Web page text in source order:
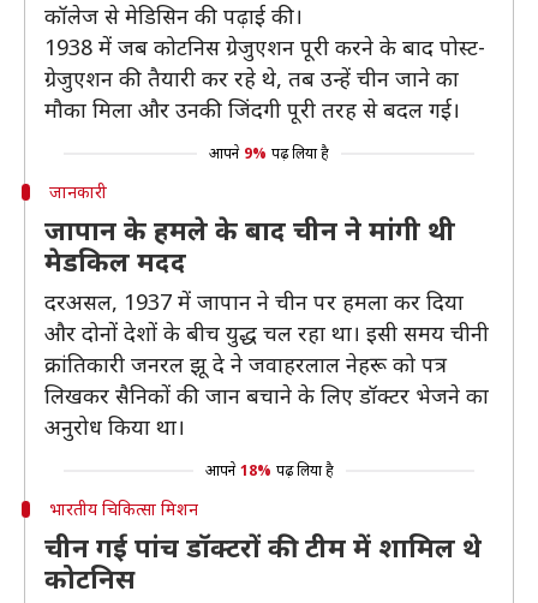
कॉलेज से मेडिसिन की पढ़ाई की।
1938 में जब कोटनिस ग्रेजुएशन पूरी करने के बाद पोस्ट-
ग्रेजुएशन की तैयारी कर रहे थे, तब उन्हें चीन जाने का
मौका मिला और उनकी जिंदगी पूरी तरह से बदल गई।
आपने 9% पढ़ लिया है
जानकारी
जापान के हमले के बाद चीन ने मांगी थी
मेडकिल मदद
दरअसल, 1937 में जापान ने चीन पर हमला कर दिया
और दोनों देशों के बीच युद्ध चल रहा था। इसी समय चीनी
क्रांतिकारी जनरल झू दे ने जवाहरलाल नेहरू को पत्र
लिखकर सैनिकों की जान बचाने के लिए डॉक्टर भेजने का
अनुरोध किया था।
आपने 18% पढ़ लिया है
भारतीय चिकित्सा मिशन
चीन गई पांच डॉक्टरों की टीम में शामिल थे
कोटनिस